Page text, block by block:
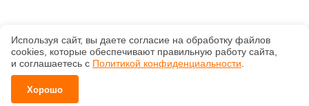
Используя сайт, вы даете согласие на обработку файлов
сооkiеs, которые обеспечивают правильную работу сайта,
и соглашаетесь с Политикой конфиденциальности
Хорошо